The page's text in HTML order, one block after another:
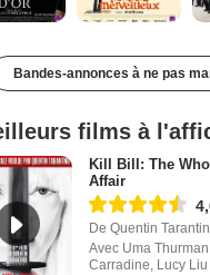
Bandes-annonces à ne pas
films à
Kill Bill: The
Affair
De Quentin
Avec Uma
Carradine, Lucy Liu